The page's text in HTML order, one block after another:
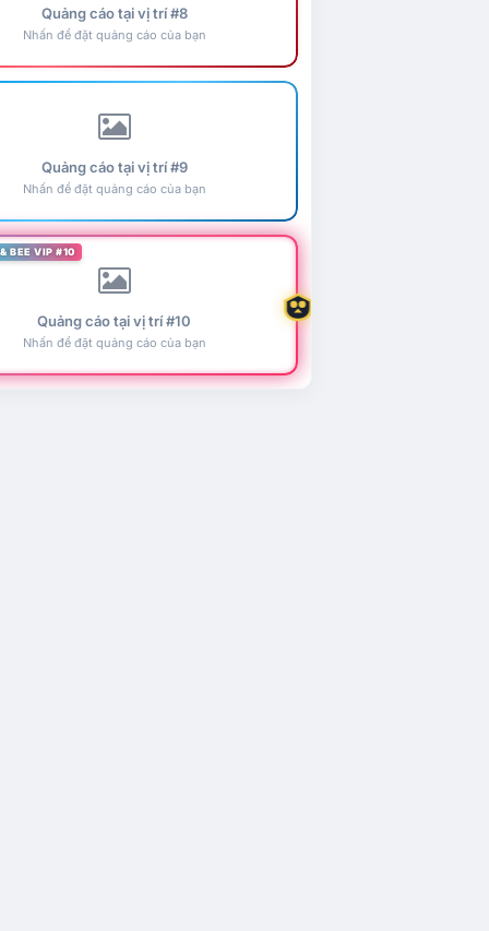
Quảng cáo tại vị trí #8
Nhấn để đặt quảng cáo của bạn
Quảng cáo tại vị trí #9
Nhấn để đặt quảng cáo của bạn
BEE VIP #10
Quảng cáo tại vị trí #10
Nhấn để đặt quảng cáo của bạn